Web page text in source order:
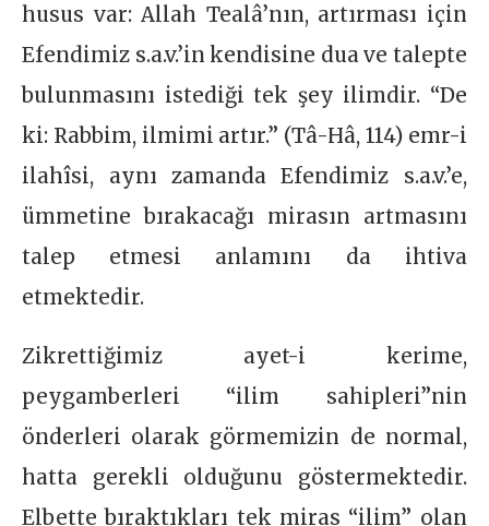
husus var: Allah Tealâ’nın, artırması için
Efendimiz s.a.v.’in kendisine dua ve talepte
bulunmasını istediği tek şey ilimdir. “De
ki: Rabbim, ilmimi artır.” (Tâ-Hâ, 114) emr-i
ilahîsi, aynı zamanda Efendimiz s.a.v.’e,
ümmetine bırakacağı mirasın artmasını
talep etmesi anlamını da ihtiva
etmektedir.
Zikrettiğimiz ayet-i kerime,
peygamberleri “ilim sahipleri”nin
önderleri olarak görmemizin de normal,
hatta gerekli olduğunu göstermektedir.
Elbette bıraktıkları tek miras “ilim” olan